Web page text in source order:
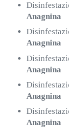
Anagnina
Anagnina
Anagnina
Anagnina
Anagnina